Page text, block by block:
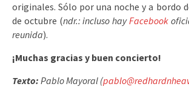
originales. Sólo por una noche y a bordo
de octubre (ndr.: incluso hayFacebook
reunida).
¡Muchas gracias y buen concierto!
Texto: Pablo Mayoral (